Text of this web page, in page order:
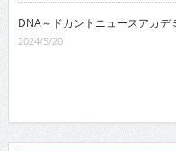
DNA～ドカントニュースアカデ
2024/5/20